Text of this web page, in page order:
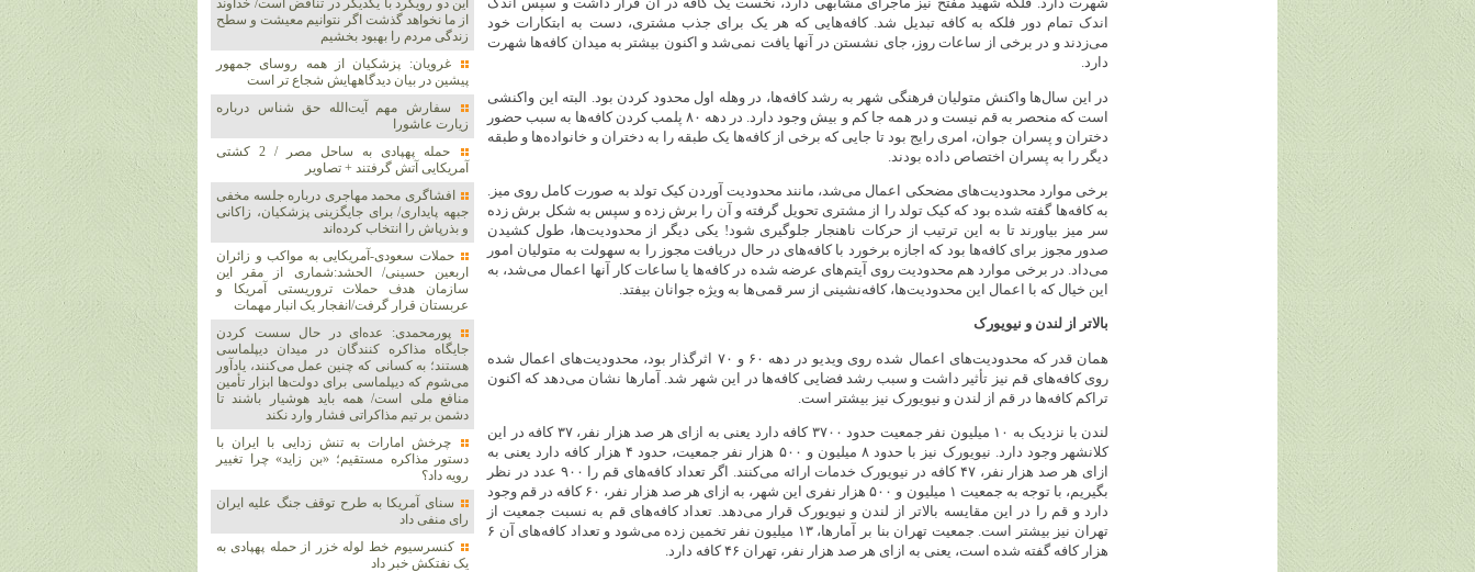
اندک تمام دور فلکه به کافه تبدیل شد. کافه‌هایی که هر یک برای جذب مشتری، دست به ابتکارات خود
می‌زدند و در برخی از ساعات روز، جای نشستن در آنها یافت نمی‌شد و اکنون بیشتر به میدان کافه‌ها شهرت
دارد.
در این سال‌ها واکنش متولیان فرهنگی شهر به رشد کافه‌ها، در وهله اول محدود کردن بود. البته این واکنشی
است که منحصر به قم نیست و در همه جا کم و بیش وجود دارد. در دهه ۸۰ پلمب کردن کافه‌ها به سبب حضور
دختران و پسران جوان، امری رایج بود تا جایی که برخی از کافه‌ها یک طبقه را به دختران و خانواده‌ها و طبقه
دیگر را به پسران اختصاص داده بودند.
برخی موارد محدودیت‌های مضحکی اعمال می‌شد، مانند محدودیت آوردن کیک تولد به صورت کامل روی میز.
به کافه‌ها گفته شده بود که کیک تولد را از مشتری تحویل گرفته و آن را برش زده و سپس به شکل برش زده
سر میز بیاورند تا به این‌ ترتیب از حرکات ناهنجار جلوگیری شود! یکی دیگر از محدودیت‌ها، طول کشیدن
صدور مجوز برای کافه‌ها بود که اجازه برخورد با کافه‌های در حال دریافت مجوز را به سهولت به متولیان امور
می‌داد. در برخی موارد هم محدودیت روی آیتم‌های عرضه شده در کافه‌ها یا ساعات کار آنها اعمال می‌شد، به
این خیال که با اعمال این محدودیت‌ها، کافه‌نشینی از سر قمی‌ها به ویژه جوانان بیفتد.
بالاتر از لندن و نیویورک
همان قدر که محدودیت‌های اعمال شده روی ویدیو در دهه ۶۰ و ۷۰ اثرگذار بود، محدودیت‌های اعمال شده
روی کافه‌های قم نیز تأثیر داشت و سبب رشد فضایی کافه‌ها در این شهر شد. آمارها نشان می‌دهد که اکنون
تراکم کافه‌ها در قم از لندن و نیویورک نیز بیشتر است.
لندن با نزدیک به ۱۰ میلیون نفر جمعیت حدود ۳۷۰۰ کافه دارد یعنی به ازای هر صد هزار نفر، ۳۷ کافه در این
کلانشهر وجود دارد. نیویورک نیز با حدود ۸ میلیون و ۵۰۰ هزار نفر جمعیت، حدود ۴ هزار کافه دارد یعنی به
ازای هر صد هزار نفر، ۴۷ کافه در نیویورک خدمات ارائه می‌کنند. اگر تعداد کافه‌های قم را ۹۰۰ عدد در نظر
بگیریم، با توجه به جمعیت ۱ میلیون و ۵۰۰ هزار نفری این شهر، به ازای هر صد هزار نفر، ۶۰ کافه در قم وجود
دارد و قم را در این مقایسه بالاتر از لندن و نیویورک قرار می‌دهد. تعداد کافه‌های قم به نسبت جمعیت از
تهران نیز بیشتر است. جمعیت تهران بنا بر آمارها، ۱۳ میلیون نفر تخمین زده می‌شود و تعداد کافه‌های آن ۶
هزار کافه گفته شده است، یعنی به ازای هر صد هزار نفر، تهران ۴۶ کافه دارد.
این دو رویکرد با یکدیگر در تناقض است/ خداوند
از ما نخواهد گذشت اگر نتوانیم معیشت و سطح
زندگی مردم را بهبود بخشیم
غرویان: پزشکیان از همه روسای جمهور
پیشین در بیان دیدگاههایش شجاع تر است
سفارش مهم آیت‌الله حق شناس درباره
زیارت عاشورا
حمله پهپادی به ساحل مصر / 2 کشتی
آمریکایی آتش گرفتند + تصاویر
افشاگری محمد مهاجری درباره جلسه مخفی
جبهه پایداری/ برای جایگزینی پزشکیان، زاکانی
و بذرپاش را انتخاب کرده‌اند
حملات سعودی-آمریکایی به مواکب و زائران
اربعین حسینی/ الحشد:شماری از مقر این
سازمان هدف حملات تروریستی آمریکا و
عربستان قرار گرفت/انفجار یک انبار مهمات
پورمحمدی: عده‌ای در حال سست کردن
جایگاه مذاکره کنندگان در میدان دیپلماسی
هستند؛ به کسانی که چنین عمل می‌کنند، یادآور
می‌شوم که دیپلماسی برای دولت‌ها ابزار تأمین
منافع ملی است/ همه باید هوشیار باشند تا
دشمن بر تیم مذاکراتی فشار وارد نکند
چرخش امارات به تنش زدایی با ایران با
دستور مذاکره مستقیم؛ «بن زاید» چرا تغییر
رویه داد؟
سنای آمریکا به طرح توقف جنگ علیه ایران
رای منفی داد
کنسرسیوم خط لوله خزر از حمله پهپادی به
یک نفتکش خبر داد